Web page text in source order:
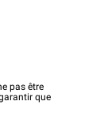
pas être
que